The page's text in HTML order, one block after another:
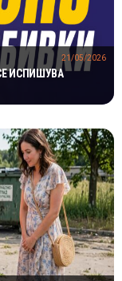
ИСПИШУВА
21/05/2026